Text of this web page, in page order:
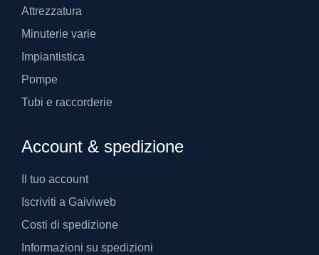
Attrezzatura
Minuterie varie
Impiantistica
Pompe
Tubi e raccorderie
Account & spedizione
Il tuo account
Iscriviti a Gaiviweb
Costi di spedizione
Informazioni su spedizioni